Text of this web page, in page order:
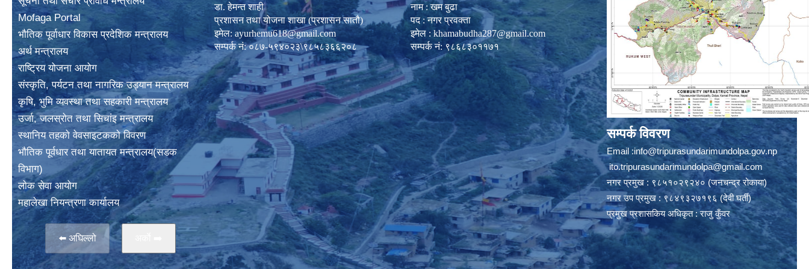
Mofaga Portal
भाैतिक पूर्वाधार विकास प्रदेशिक मन्त्रालय
अर्थ मन्त्रालय
राष्ट्रिय योजना आयोग
संस्कृति, पर्यटन तथा नागरिक उड्यान मन्त्रालय
कृषि, भुमि व्यवस्था तथा सहकारी मन्त्रालय
उर्जा, जलस्राेत तथा सिचांइ मन्त्रालय
स्थानिय तहकाे वेवसाइटककाे विवरण
भाैतिक पूर्वधार तथा यातायत मन्त्रालय(सडक
विभाग)
लाेक सेवा आयोग
महालेखा नियन्त्रणा कार्यालय
⬅️ अघिल्लो
डा. हेमन्त शाही
प्रशासन तथा योजना शाखा (प्रशासन सातौ)
इमेल: ayurhemu618@gmail.com
सम्पर्क नं: ०८७-५९४०२३\९८५८३६६२०८
नाम : खम बुढा
पद : नगर प्रवक्ता
इमेल : khamabudha287@gmail.com
सम्पर्क नं: ९८६८३०११७१
सम्पर्क विवरण
Email :info@tripurasundarimundolpa.gov.np
ito.tripurasundarimundolpa@gmail.com
नगर प्रमुख : ९८५१०२९२४० (जनचन्द्र रोकाया)
नगर उप प्रमुख : ९८४९३२७१९६ (देवी घर्ती)
प्रमुख प्रशासकिय अधिकृत : राजु कुँवर